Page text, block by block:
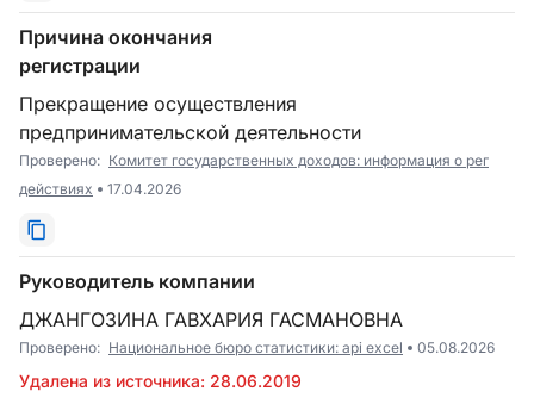
Причина окончания
регистрации
Прекращение осуществления
предпринимательской деятельности
Проверено: Комитет государственных доходов: информация о рег
действиях
17.04.2026
Руководитель компании
ДЖАНГОЗИНА ГАВХАРИЯ ГАСМАНОВНА
Проверено: Национальное бюро статистики: api excel 05.08.2026
Удалена из источника: 28.06.2019